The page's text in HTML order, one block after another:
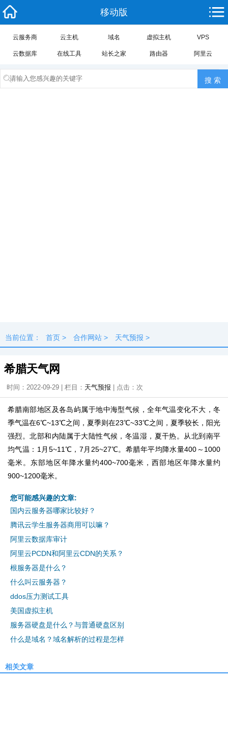
移动版
云服务商 云主机 域名 虚拟主机 VPS
云数据库 在线工具 站长之家 路由器 阿里云
当前位置： 首页 > 合作网站 > 天气预报 >
希腊天气网
时间：2022-09-29 | 栏目： 天气预报 | 点击： 次
希腊南部地区及各岛屿属于地中海型气候，全年气温变化不大，冬
季气温在6℃~13℃之间，夏季则在23℃~33℃之间，夏季较长，阳光
强烈。北部和内陆属于大陆性气候，冬温湿，夏干热。从北到南平
均气温：1月5~11℃，7月25~27℃。希腊年平均降水量400～1000
毫米。东部地区年降水量约400~700毫米，西部地区年降水量约
900~1200毫米。
您可能感兴趣的文章:
国内云服务器哪家比较好？
腾讯云学生服务器商用可以嘛？
阿里云数据库审计
阿里云PCDN和阿里云CDN的关系？
根服务器是什么？
什么叫云服务器？
ddos压力测试工具
美国虚拟主机
服务器硬盘是什么？与普通硬盘区别
什么是域名？域名解析的过程是怎样
相关文章